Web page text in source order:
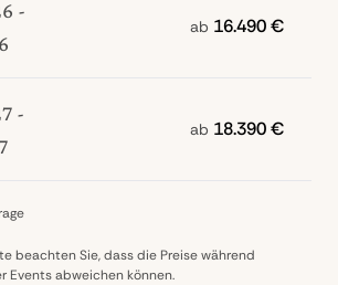
-
ab 16.490 €
-
ab 18.390 €
beachten Sie, dass die Preise während
Events abweichen können.